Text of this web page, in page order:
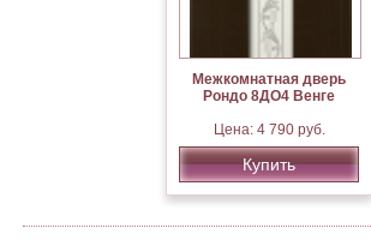
Межкомнатная дверь
Рондо 8ДО4 Венге
Цена: 4 790 руб.
Купить